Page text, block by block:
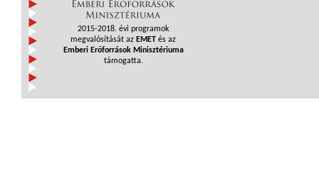
2015-2018. évi programok
megvalósítását az EMET és az
Emberi Erőforrások Minisztériuma
támogatta.